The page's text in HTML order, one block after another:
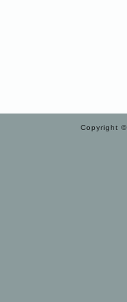
Copyright